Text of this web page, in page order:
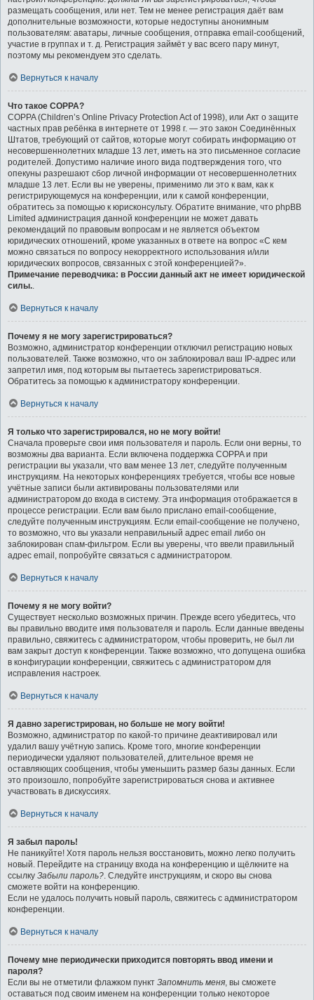
размещать сообщения, или нет. Тем не менее регистрация даёт вам
дополнительные возможности, которые недоступны анонимным
пользователям: аватары, личные сообщения, отправка email-сообщений,
участие в группах и т. д. Регистрация займёт у вас всего пару минут,
поэтому мы рекомендуем это сделать.
Вернуться к началу
Что такое COPPA?
COPPA (Children’s Online Privacy Protection Act of 1998), или Акт о защите
частных прав ребёнка в интернете от 1998 г. — это закон Соединённых
Штатов, требующий от сайтов, которые могут собирать информацию от
несовершеннолетних младше 13 лет, иметь на это письменное согласие
родителей. Допустимо наличие иного вида подтверждения того, что
опекуны разрешают сбор личной информации от несовершеннолетних
младше 13 лет. Если вы не уверены, применимо ли это к вам, как к
регистрирующемуся на конференции, или к самой конференции,
обратитесь за помощью к юрисконсульту. Обратите внимание, что phpBB
Limited администрация данной конференции не может давать
рекомендаций по правовым вопросам и не является объектом
юридических отношений, кроме указанных в ответе на вопрос «С кем
можно связаться по вопросу некорректного использования и/или
юридических вопросов, связанных с этой конференцией?».
Примечание переводчика: в России данный акт не имеет юридической
силы..
Вернуться к началу
Почему я не могу зарегистрироваться?
Возможно, администратор конференции отключил регистрацию новых
пользователей. Также возможно, что он заблокировал ваш IP-адрес или
запретил имя, под которым вы пытаетесь зарегистрироваться.
Обратитесь за помощью к администратору конференции.
Вернуться к началу
Я только что зарегистрировался, но не могу войти!
Сначала проверьте свои имя пользователя и пароль. Если они верны, то
возможны два варианта. Если включена поддержка COPPA и при
регистрации вы указали, что вам менее 13 лет, следуйте полученным
инструкциям. На некоторых конференциях требуется, чтобы все новые
учётные записи были активированы пользователями или
администратором до входа в систему. Эта информация отображается в
процессе регистрации. Если вам было прислано email-сообщение,
следуйте полученным инструкциям. Если email-сообщение не получено,
то возможно, что вы указали неправильный адрес email либо он
заблокирован спам-фильтром. Если вы уверены, что ввели правильный
адрес email, попробуйте связаться с администратором.
Вернуться к началу
Почему я не могу войти?
Существует несколько возможных причин. Прежде всего убедитесь, что
вы правильно вводите имя пользователя и пароль. Если данные введены
правильно, свяжитесь с администратором, чтобы проверить, не был ли
вам закрыт доступ к конференции. Также возможно, что допущена ошибка
в конфигурации конференции, свяжитесь с администратором для
исправления настроек.
Вернуться к началу
Я давно зарегистрирован, но больше не могу войти!
Возможно, администратор по какой-то причине деактивировал или
удалил вашу учётную запись. Кроме того, многие конференции
периодически удаляют пользователей, длительное время не
оставляющих сообщения, чтобы уменьшить размер базы данных. Если
это произошло, попробуйте зарегистрироваться снова и активнее
участвовать в дискуссиях.
Вернуться к началу
Я забыл пароль!
Не паникуйте! Хотя пароль нельзя восстановить, можно легко получить
новый. Перейдите на страницу входа на конференцию и щёлкните на
ссылку Забыли пароль?. Следуйте инструкциям, и скоро вы снова
сможете войти на конференцию.
Если не удалось получить новый пароль, свяжитесь с администратором
конференции.
Вернуться к началу
Почему мне периодически приходится повторять ввод имени и
пароля?
Если вы не отметили флажком пункт Запомнить меня, вы сможете
оставаться под своим именем на конференции только некоторое